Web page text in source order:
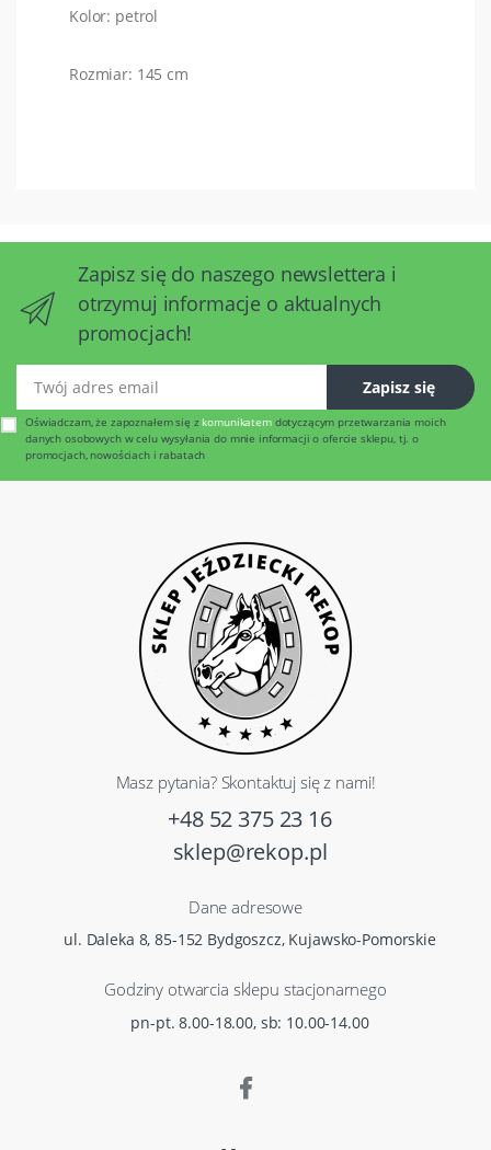
Kolor: petrol
Rozmiar: 145 cm
Zapisz się do naszego newslettera i
otrzymuj informacje o aktualnych
promocjach!
Zapisz się
Oświadczam, że zapoznałem się z komunikatemdotyczącym przetwarzania moich
danych osobowych w celu wysyłania do mnie informacji o ofercie sklepu, tj. o
promocjach, nowościach i rabatach
Masz pytania? Skontaktuj się z nami!
+48 52 375 23 16
sklep@rekop.pl
Dane adresowe
ul. Daleka 8, 85-152 Bydgoszcz, Kujawsko-Pomorskie
Godziny otwarcia sklepu stacjonarnego
pn-pt. 8.00-18.00, sb: 10.00-14.00